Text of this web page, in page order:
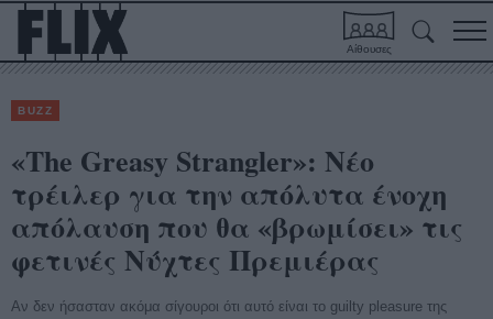
Αίθουσες
BUZZ
«The Greasy Strangler»: Νέο
τρέιλερ για την απόλυτα ένοχη
απόλαυση που θα «βρωμίσει» τις
φετινές Νύχτες Πρεμιέρας
Αν δεν ήσασταν ακόμα σίγουροι ότι αυτό είναι το guilty pleasure της